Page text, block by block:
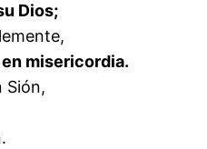
Dios;
misericordia.
Sión,